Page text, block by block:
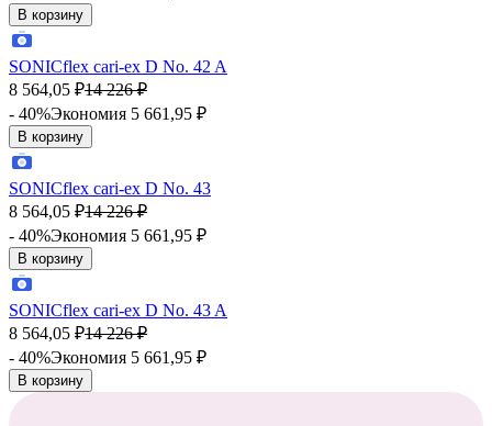
В корзину
SONICflex cari-ex D No. 42 A
8 564,05 ₽14 226 ₽
- 40%Экономия 5 661,95 ₽
В корзину
SONICflex cari-ex D No. 43
8 564,05 ₽14 226 ₽
- 40%Экономия 5 661,95 ₽
В корзину
SONICflex cari-ex D No. 43 A
8 564,05 ₽14 226 ₽
- 40%Экономия 5 661,95 ₽
В корзину